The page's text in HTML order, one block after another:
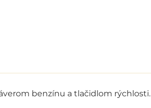
benzínu a tlačidlom rýchlosti.